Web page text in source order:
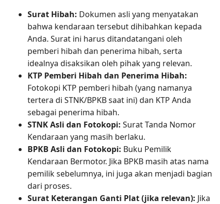
Surat Hibah: Dokumen asli yang menyatakan
bahwa kendaraan tersebut dihibahkan kepada
Anda. Surat ini harus ditandatangani oleh
pemberi hibah dan penerima hibah, serta
idealnya disaksikan oleh pihak yang relevan.
KTP Pemberi Hibah dan Penerima Hibah:
Fotokopi KTP pemberi hibah (yang namanya
tertera di STNK/BPKB saat ini) dan KTP Anda
sebagai penerima hibah.
STNK Asli dan Fotokopi: Surat Tanda Nomor
Kendaraan yang masih berlaku.
BPKB Asli dan Fotokopi: Buku Pemilik
Kendaraan Bermotor. Jika BPKB masih atas nama
pemilik sebelumnya, ini juga akan menjadi bagian
dari proses.
Surat Keterangan Ganti Plat (jika relevan): Jika